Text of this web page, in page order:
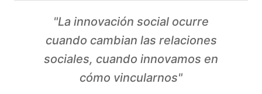
"La innovación social ocurre
cuando cambian las relaciones
sociales, cuando innovamos en
cómo vincularnos"